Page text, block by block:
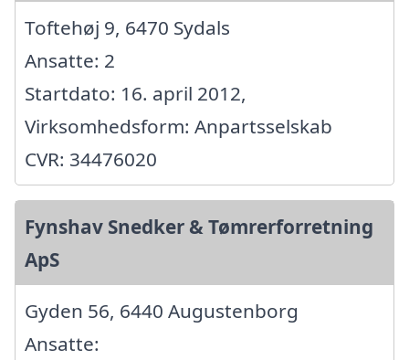
Toftehøj 9, 6470 Sydals
Ansatte: 2
Startdato: 16. april 2012,
Virksomhedsform: Anpartsselskab
CVR: 34476020
Fynshav Snedker & Tømrerforretning
ApS
Gyden 56, 6440 Augustenborg
Ansatte: